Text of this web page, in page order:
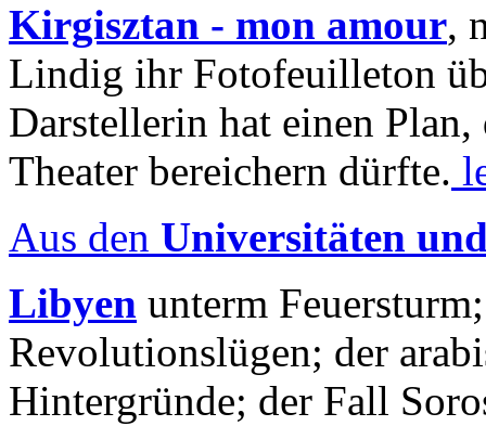
Kirgisztan - mon amour,
Lindig ihr Fotofeuilleton
Darstellerin hat einen Plan,
Theater bereichern dürfte.
Aus den Universitäten
Libyen unterm
Revolutionslügen; der
Hintergründe; der Fall